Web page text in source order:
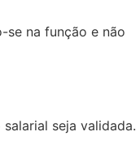
na função e não
seja validada.